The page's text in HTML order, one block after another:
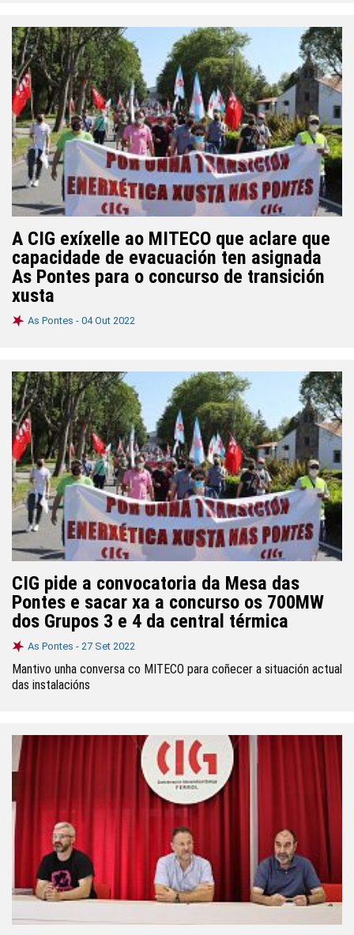
A CIG exíxelle ao MITECO que aclare que
capacidade de evacuación ten asignada
As Pontes para o concurso de transición
xusta
As Pontes - 04 Out 2022
CIG pide a convocatoria da Mesa das
Pontes e sacar xa a concurso os 700MW
dos Grupos 3 e 4 da central térmica
As Pontes - 27 Set 2022
Mantivo unha conversa co MITECO para coñecer a situación actual
das instalacións